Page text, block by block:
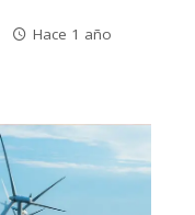
Hace 1 año